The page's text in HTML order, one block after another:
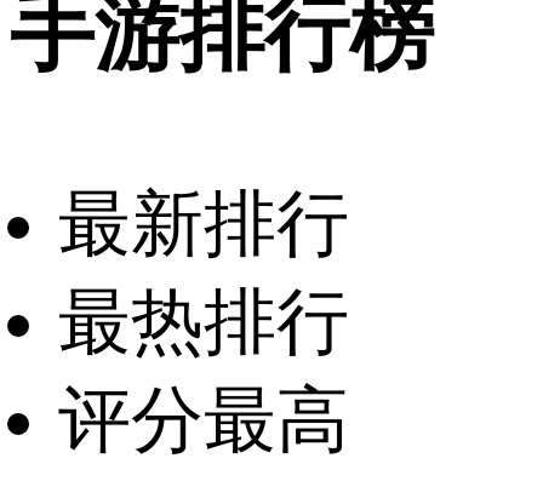
手游排行榜
最新排行
最热排行
评分最高